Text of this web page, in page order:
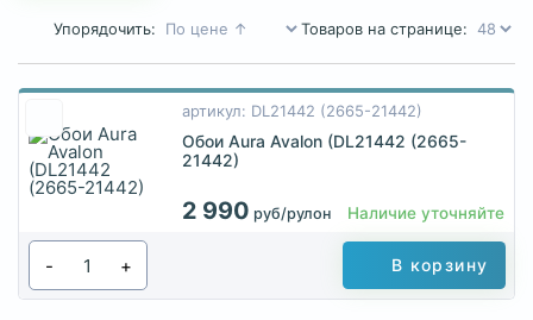
Упорядочить: Товаров на странице:
артикул: DL21442 (2665-21442)
Обои Aura Avalon (DL21442 (2665-
21442)
2 990 руб/рулон Наличие уточняйте
- + В корзину